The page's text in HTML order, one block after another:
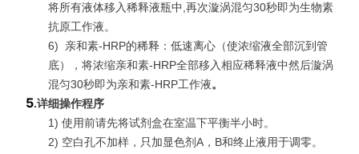
将所有液体移入稀释液瓶中,再次漩涡混匀30秒即为生物素
抗原工作液。
6)
亲和素-HRP的稀释：低速离心（使浓缩液全部沉到管
底），将浓缩亲和素-HRP全部移入相应稀释液中然后漩涡
混匀30秒即为亲和素-HRP工作液。
5.详细操作程序
1) 使用前请先将试剂盒在室温下平衡半小时。
2) 空白孔不加样，只加显色剂A，B和终止液用于调零。